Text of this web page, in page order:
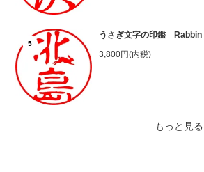
5
うさぎ文字の印鑑 Rabbin
3,800円(内税)
もっと見る